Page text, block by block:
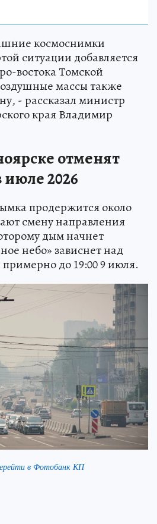
космоснимки
ситуации добавляется
востока Томской
массы также
- рассказал министр
края Владимир
отменят
2026
продержится около
смену направления
дым начнет
небо» зависнет над
до 19:00 9 июля.
в Фотобанк КП